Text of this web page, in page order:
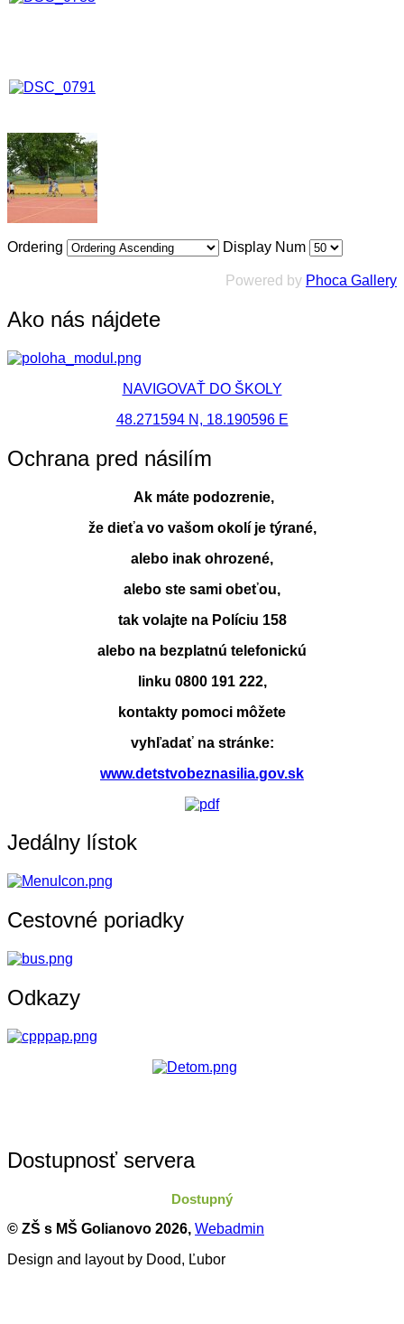
Ordering Display Num
Powered by Phoca Gallery
Ako nás nájdete
NAVIGOVAŤ DO ŠKOLY
48.271594 N, 18.190596 E
Ochrana pred násilím
Ak máte podozrenie,
že dieťa vo vašom okolí je týrané,
alebo inak ohrozené,
alebo ste sami obeťou,
tak volajte na Políciu 158
alebo na bezplatnú telefonickú
linku 0800 191 222,
kontakty pomoci môžete
vyhľadať na stránke:
www.detstvobeznasilia.gov.sk
Jedálny lístok
Cestovné poriadky
Odkazy
Dostupnosť servera
Dostupný
© ZŠ s MŠ Golianovo 2026, Webadmin
Design and layout by Dood, Ľubor